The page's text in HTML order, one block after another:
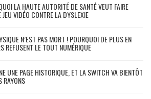
LA HAUTE AUTORITÉ DE SANTÉ VEUT FAIRE
JEU VIDÉO CONTRE LA DYSLEXIE
N’EST PAS MORT ! POURQUOI DE PLUS EN
REFUSENT LE TOUT NUMÉRIQUE
UNE PAGE HISTORIQUE, ET LA SWITCH VA BIENTÔT
RAYONS